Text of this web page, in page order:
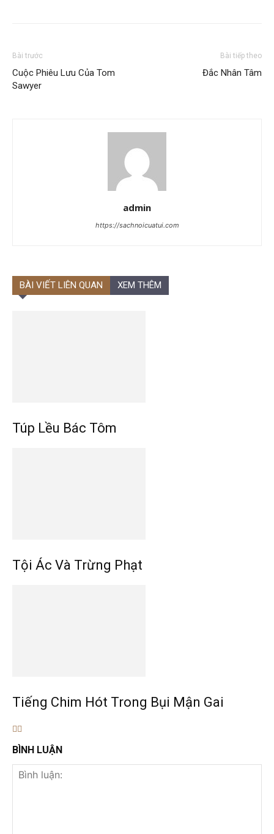
Bài trước
Cuộc Phiêu Lưu Của Tom
Sawyer
Bài tiếp theo
Đắc Nhân Tâm
admin
https://sachnoicuatui.com
BÀI VIẾT LIÊN QUAN XEM THÊM
Túp Lều Bác Tôm
Tội Ác Và Trừng Phạt
Tiếng Chim Hót Trong Bụi Mận Gai
BÌNH LUẬN